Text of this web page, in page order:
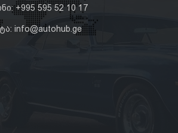
+995 595 52 10 17
info@autohub.ge